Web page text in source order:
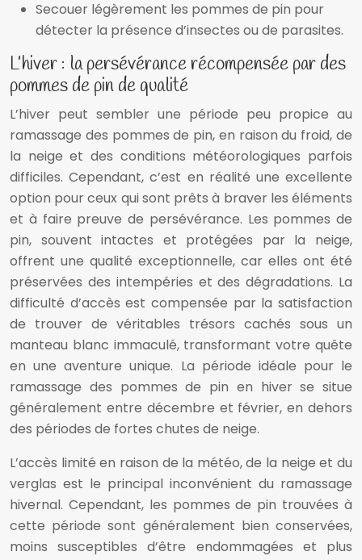
Secouer légèrement les pommes de pin pour
détecter la présence d’insectes ou de parasites.
L’hiver : la persévérance récompensée par des
pommes de pin de qualité
L’hiver peut sembler une période peu propice au
ramassage des pommes de pin, en raison du froid, de
la neige et des conditions météorologiques parfois
difficiles. Cependant, c’est en réalité une excellente
option pour ceux qui sont prêts à braver les éléments
et à faire preuve de persévérance. Les pommes de
pin, souvent intactes et protégées par la neige,
offrent une qualité exceptionnelle, car elles ont été
préservées des intempéries et des dégradations. La
difficulté d’accès est compensée par la satisfaction
de trouver de véritables trésors cachés sous un
manteau blanc immaculé, transformant votre quête
en une aventure unique. La période idéale pour le
ramassage des pommes de pin en hiver se situe
généralement entre décembre et février, en dehors
des périodes de fortes chutes de neige.
L’accès limité en raison de la météo, de la neige et du
verglas est le principal inconvénient du ramassage
hivernal. Cependant, les pommes de pin trouvées à
cette période sont généralement bien conservées,
moins susceptibles d’être endommagées et plus